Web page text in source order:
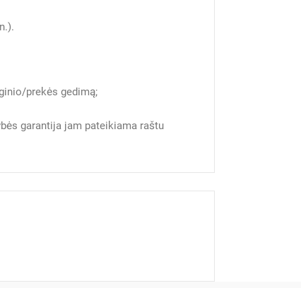
prekės gedimą;
garantija jam pateikiama raštu